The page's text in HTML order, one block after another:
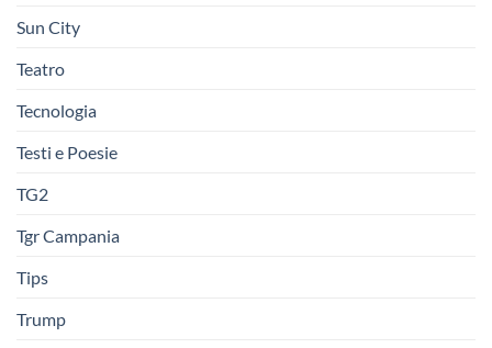
Sun City
Teatro
Tecnologia
Testi e Poesie
TG2
Tgr Campania
Tips
Trump